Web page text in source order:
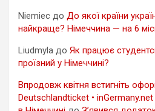
Niemiec до До якої країни
найкраще? Німеччина — на 6
Liudmyla до Як працює
проїзний у Німеччині?
Впродовж квітня встигніть
Deutschlandticket •